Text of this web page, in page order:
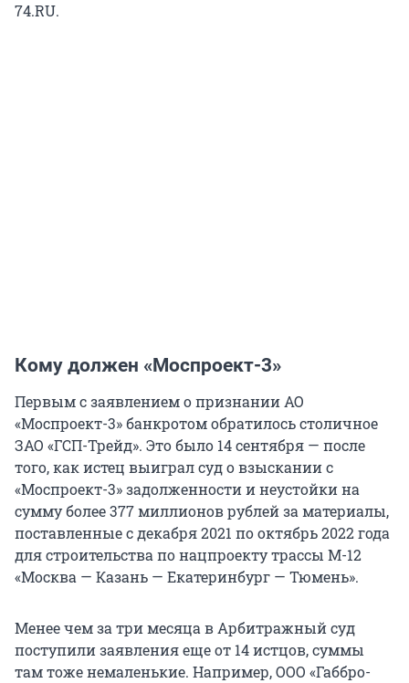
74.RU.
Кому должен «Моспроект-3»
Первым с заявлением о признании АО
«Моспроект-3» банкротом обратилось столичное
ЗАО «ГСП-Трейд». Это было 14 сентября — после
того, как истец выиграл суд о взыскании с
«Моспроект-3» задолженности и неустойки на
сумму более 377 миллионов рублей за материалы,
поставленные с декабря 2021 по октябрь 2022 года
для строительства по нацпроекту трассы М-12
«Москва — Казань — Екатеринбург — Тюмень».
Менее чем за три месяца в Арбитражный суд
поступили заявления еще от 14 истцов, суммы
там тоже немаленькие. Например, ООО «Габбро-